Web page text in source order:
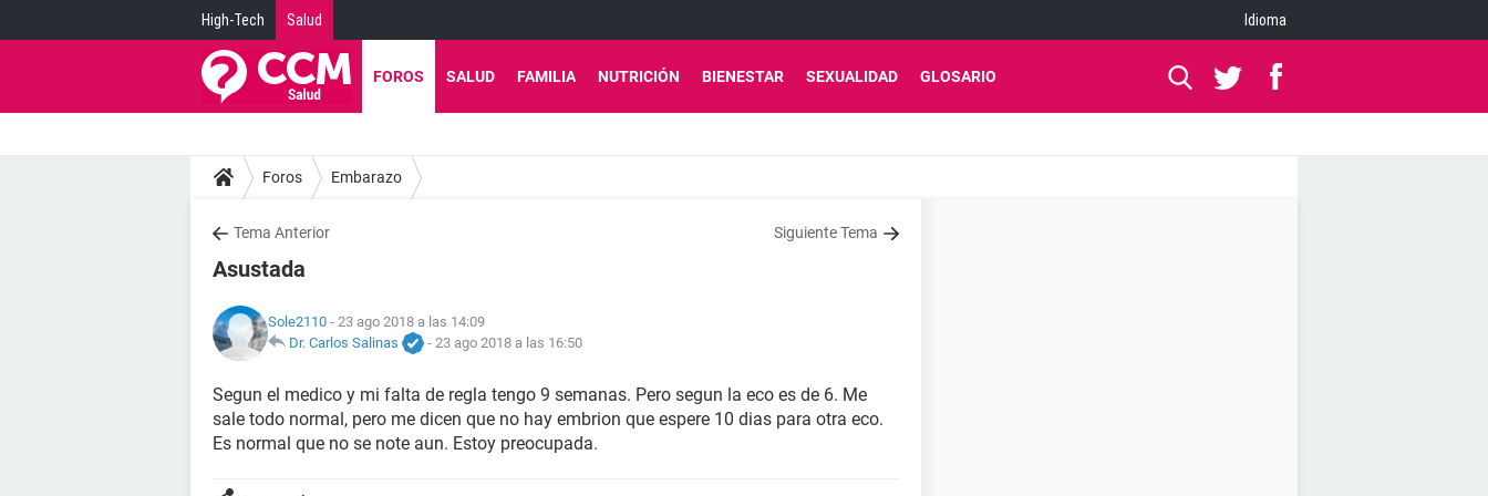
High-Tech Salud Idioma
FOROS SALUD FAMILIA NUTRICIÓN BIENESTAR SEXUALIDAD GLOSARIO
Foros Embarazo
Tema Anterior Siguiente Tema
Asustada
Sole2110 - 23 ago 2018 a las 14:09
Dr. Carlos Salinas
- 23 ago 2018 a las 16:50
Segun el medico y mi falta de regla tengo 9 semanas. Pero segun la eco es de 6. Me
sale todo normal, pero me dicen que no hay embrion que espere 10 dias para otra eco.
Es normal que no se note aun. Estoy preocupada.